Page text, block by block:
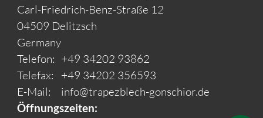
Carl-Friedrich-Benz-Straße 12
04509 Delitzsch
Germany
Telefon: +49 34202 93862
Telefax:
+49 34202 356593
E-Mail:
info@trapezblech-gonschior.de
Öffnungszeiten: